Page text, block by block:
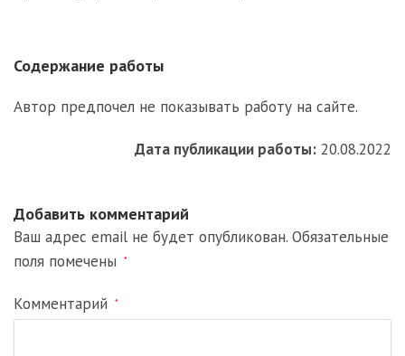
Содержание работы
Автор предпочел не показывать работу на сайте.
Дата публикации работы: 20.08.2022
Добавить комментарий
Ваш адрес email не будет опубликован. Обязательные
поля помечены
*
Комментарий *